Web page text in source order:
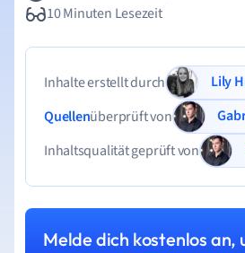
10 Minuten Lesezeit
Inhalte erstellt durch
Quellenüberprüft von
Inhaltsqualität geprüft von
Melde dich kostenlos an,